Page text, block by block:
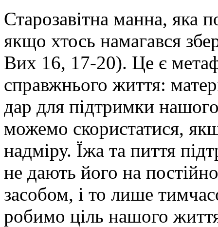
Старозавітна манна, яка
якщо хтось намагався
Вих 16, 17-20). Це є
справжнього життя:
дар для підтримки
можемо скористатися,
надміру. Їжа та пиття
не дають його на
засобом, і то лише
робимо ціль нашого